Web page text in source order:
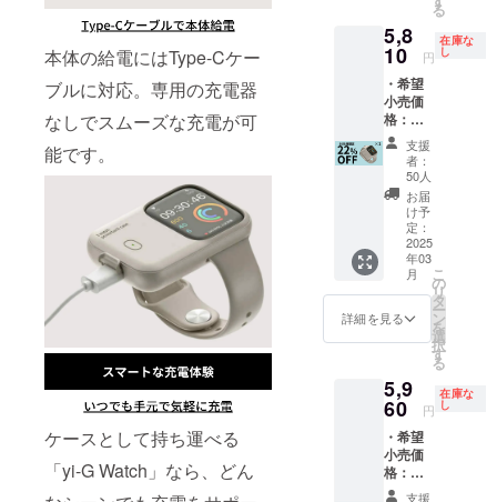
本体の給電にはType-Cケー
ブルに対応。専用の充電器
なしでスムーズな充電が可
能です。
ケースとして持ち運べる
「yi-G Watch」なら、どん
イスが
必要な
場合
は、
CAMPF
IREメッ
セージ
より実
行者に
直接お
問い合
わせく
ださ
い）
番号：
あり
（適格
請求書
発行事
業者登
録番号
の記載
のある
インボ
イスが
必要な
場合
は、
CAMPF
IREメッ
セージ
より実
行者に
問い合
わせく
ださ
い）
率が向
上した
場合、
正規販
売価格
が販売
予定価
格より
下がる
可能性
もござ
いま
す。 ※
ご注文
状況、
材の供
給状
造工程
上の都
合等に
より出
荷時期
が遅れ
る場合
了承く
ださ
い。 ※
皆様の
ご支援
により
量産効
率が向
上した
場合、
正規販
売価格
が販売
予定価
格より
可能性
もござ
ご注文
状況、
使用部
材の供
給状
況、製
ご注文
状況製
造工程
上の都
合等に
より出
荷時期
が遅れ
ること
がござ
いま
す。 ※
デザイ
ン・仕
様は変
る可能
性もご
了承く
ださ
い。 ※
皆様の
ご支援
により
2mm、
44/45/4
6mm、
49mm
から選
択くだ
さい。
※バンド
は付属
してお
りませ
ん。 ※
リター
ン価格
は送
料・消
費税込
ご注文
状況製
造工程
上の都
合等に
より出
荷時期
型モバ
イル
バッテ
リー
「yi-G
Watch
」×1 ※
カラー
は、グ
レーブ
ラッ
ク、オ
フホワ
イトか
ら選択
くださ
い。 ※
2mm、
44/45/4
6mm、
49mm
から選
択くだ
さい。
る
5,8
10 円
在庫な
し
・希望
小売価
格：
7,450円
(税込)よ
22%OF
F ※日本
語取扱
説明書
及び商
品到着
後1ヶ月
間の交
換保証
付き ・
型モバ
イル
バッテ
リー
「yi-G
Watch
」×1 ※
支援
者：
50人
お届
け予
定：
2025
年03
月
詳細を見る
こ
の
リ
タ
ー
ン
を
選
択
す
る
5,9
60 円
在庫な
し
・希望
小売価
格：
7,450円
支援